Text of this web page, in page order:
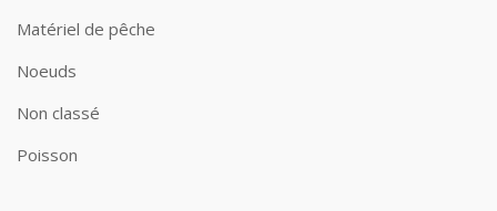
Matériel de pêche
Noeuds
Non classé
Poisson